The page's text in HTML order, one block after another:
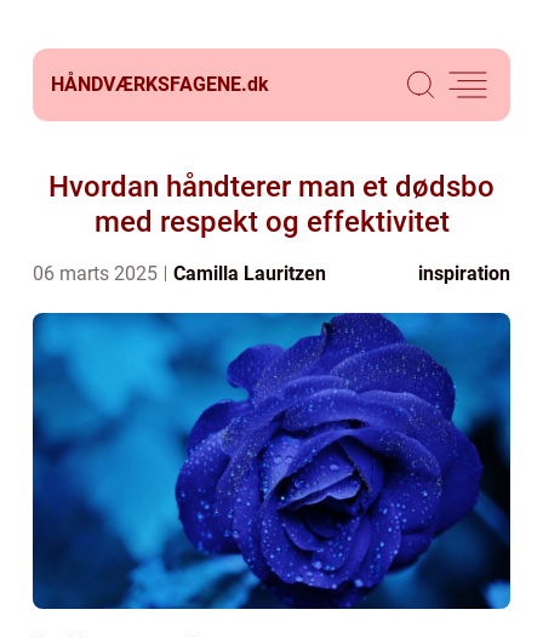
HÅNDVÆRKSFAGENE.dk
Hvordan håndterer man et dødsbo
med respekt og effektivitet
06 marts 2025 Camilla Lauritzen inspiration